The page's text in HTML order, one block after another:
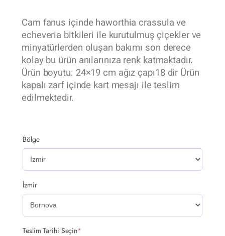
Cam fanus içinde haworthia crassula ve
echeveria bitkileri ile kurutulmuş çiçekler ve
minyatürlerden oluşan bakımı son derece
kolay bu ürün anılarınıza renk katmaktadır.
Ürün boyutu: 24×19 cm ağız çapı18 dir Ürün
kapalı zarf içinde kart mesajı ile teslim
edilmektedir.
Bölge
İzmir
Teslim Tarihi Seçin*